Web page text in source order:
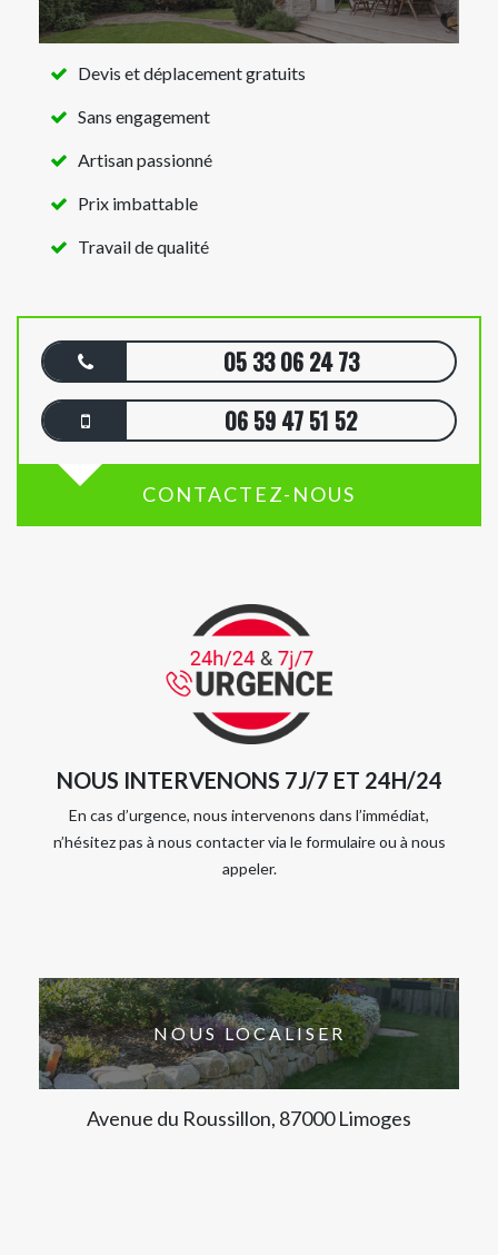
Devis et déplacement gratuits
Sans engagement
Artisan passionné
Prix imbattable
Travail de qualité
05 33 06 24 73
06 59 47 51 52
CONTACTEZ-NOUS
NOUS INTERVENONS 7J/7 ET 24H/24
En cas d’urgence, nous intervenons dans l’immédiat,
n’hésitez pas à nous contacter via le formulaire ou à nous
appeler.
NOUS LOCALISER
Avenue du Roussillon, 87000 Limoges